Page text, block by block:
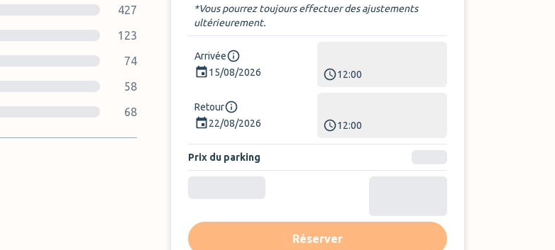
427
123
74
58
68
*Vous pourrez toujours effectuer des ajustements
ultérieurement.
Arrivée
15/08/2026
12:00
Retour
22/08/2026
12:00
Prix du parking
Réserver
Avis le plus récent